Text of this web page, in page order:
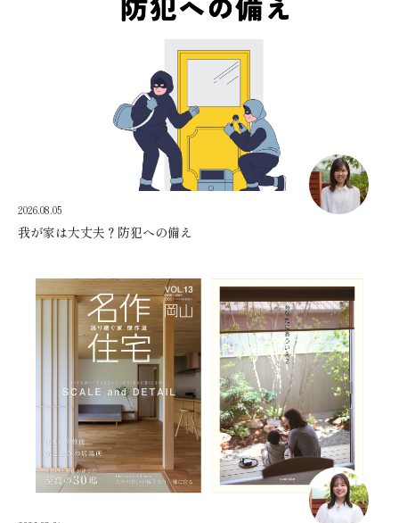
2026.08.05
我が家は大丈夫？防犯への備え